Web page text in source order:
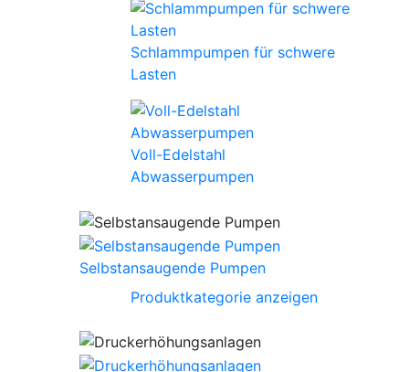
Schlammpumpen für schwere
Lasten
Voll-Edelstahl
Abwasserpumpen
Selbstansaugende Pumpen
Produktkategorie anzeigen